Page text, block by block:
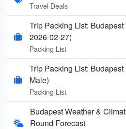
Travel Deals
Trip Packing List:
2026-02-27)
Packing List
Trip Packing List:
Male)
Packing List
Budapest Weather &
Round Forecast